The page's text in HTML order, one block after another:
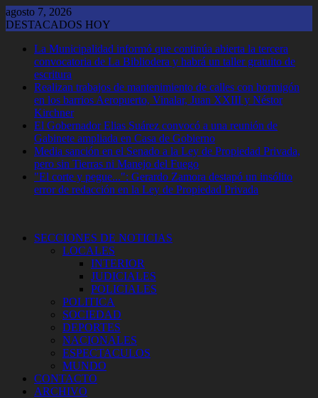
Saltar
al
agosto 7, 2026
DESTACADOS HOY
La Municipalidad informó que continúa abierta la tercera
convocatoria de La Bibliodera y habrá un taller gratuito de
escritura
Realizan trabajos de mantenimiento de calles con hormigón
en los barrios Aeropuerto, Vinalar, Juan XXIII y Néstor
Kirchner
El Gobernador Elias Suárez convocó a una reunión de
Gabinete ampliada en Casa de Gobierno
Media sanción en el Senado a la Ley de Propiedad Privada,
pero sin Tierras ni Manejo del Fuego
"El corte y pegue...": Gerardo Zamora destapó un insólito
error de redacción en la Ley de Propiedad Privada
SECCIONES DE NOTICIAS
LOCALES
INTERIOR
JUDICIALES
POLICIALES
POLITICA
SOCIEDAD
DEPORTES
NACIONALES
ESPECTACULOS
MUNDO
CONTACTO
ARCHIVO